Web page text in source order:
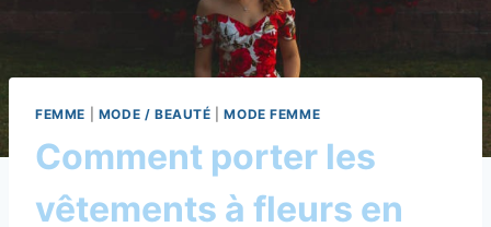
FEMME MODE / BEAUTÉ |MODE FEMME
Comment porter les
vêtements à fleurs en